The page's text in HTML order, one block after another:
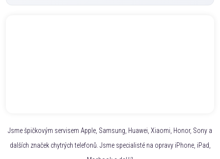
Jsme špičkovým servisem Apple, Samsung, Huawei, Xiaomi, Honor, Sony a
dalších značek chytrých telefonů. Jsme specialisté na opravy iPhone, iPad,